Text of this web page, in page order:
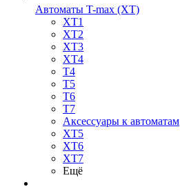
Автоматы T-max (XT)
XT1
XT2
XT3
XT4
T4
T5
T6
T7
Аксессуары к автоматам
XT5
XT6
XT7
Ещё